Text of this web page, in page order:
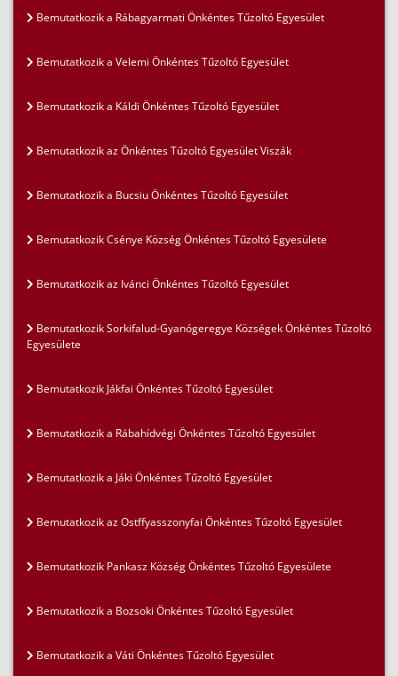
Bemutatkozik a Rábagyarmati Önkéntes Tűzoltó Egyesület
Bemutatkozik a Velemi Önkéntes Tűzoltó Egyesület
Bemutatkozik a Káldi Önkéntes Tűzoltó Egyesület
Bemutatkozik az Önkéntes Tűzoltó Egyesület Viszák
Bemutatkozik a Bucsiu Önkéntes Tűzoltó Egyesület
Bemutatkozik Csénye Község Önkéntes Tűzoltó Egyesülete
Bemutatkozik az Ivánci Önkéntes Tűzoltó Egyesület
Bemutatkozik Sorkifalud-Gyanógeregye Községek Önkéntes Tűzoltó
Egyesülete
Bemutatkozik Jákfai Önkéntes Tűzoltó Egyesület
Bemutatkozik a Rábahídvégi Önkéntes Tűzoltó Egyesület
Bemutatkozik a Jáki Önkéntes Tűzoltó Egyesület
Bemutatkozik az Ostffyasszonyfai Önkéntes Tűzoltó Egyesület
Bemutatkozik Pankasz Község Önkéntes Tűzoltó Egyesülete
Bemutatkozik a Bozsoki Önkéntes Tűzoltó Egyesület
Bemutatkozik a Váti Önkéntes Tűzoltó Egyesület